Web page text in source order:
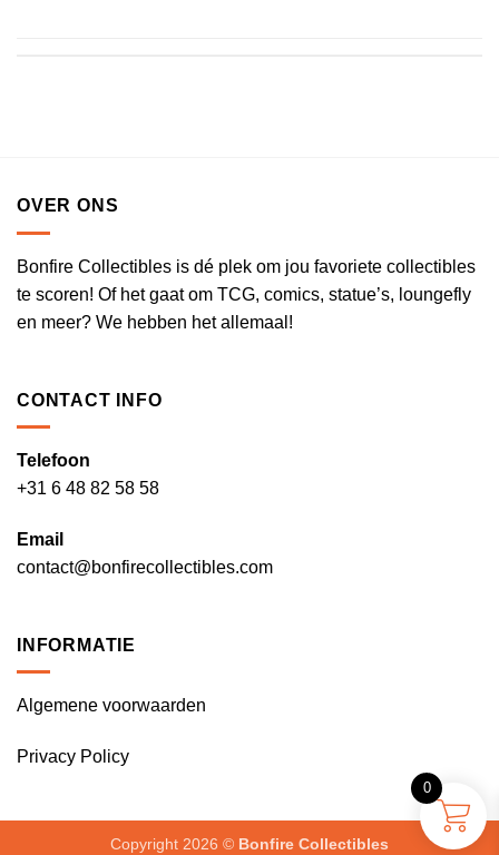
OVER ONS
Bonfire Collectibles is dé plek om jou favoriete collectibles
te scoren! Of het gaat om TCG, comics, statue’s, loungefly
en meer? We hebben het allemaal!
CONTACT INFO
Telefoon
+31 6 48 82 58 58
Email
contact@bonfirecollectibles.com
INFORMATIE
Algemene voorwaarden
Privacy Policy
Copyright 2026 © Bonfire Collectibles
0